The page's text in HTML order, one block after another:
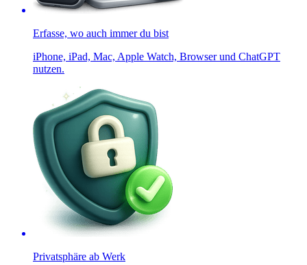
Erfasse, wo auch immer du bist
iPhone, iPad, Mac, Apple Watch, Browser und ChatGPT
nutzen.
Privatsphäre ab Werk